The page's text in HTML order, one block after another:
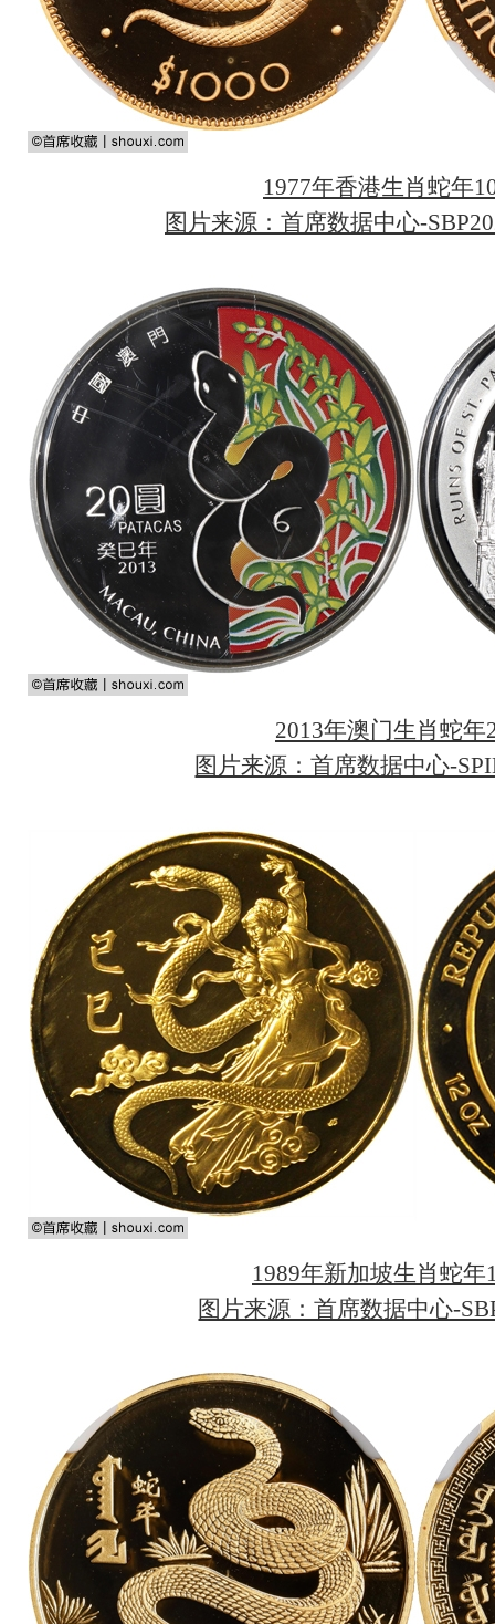
1977年香港生肖蛇年
图片来源：首席数据中心-
2013年澳门生肖蛇年
图片来源：首席数据中心-
1989年新加坡生肖蛇年
图片来源：首席数据中心-